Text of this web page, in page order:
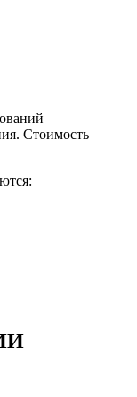
Стоимость